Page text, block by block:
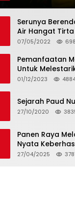
Serunya
Air Hangat
Barokah
07/05/2022
Pemanfaatan
Untuk
Lokal
01/12/2023
Sejarah Paud
27/10/2020
Panen Raya
Nyata
Modern di
27/04/2025